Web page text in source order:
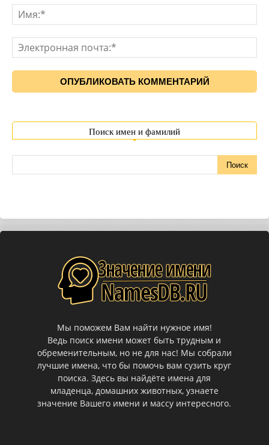
Поиск имен и фамилий
Мы поможем Вам найти нужное имя!
Ведь поиск имени может быть трудным и
обременительным, но не для нас! Мы собрали
лучшие имена, что бы помочь вам сузить круг
поиска. Здесь вы найдёте имена для
младенца, домашних животных, узнаете
значение Вашего имени и массу интересного.